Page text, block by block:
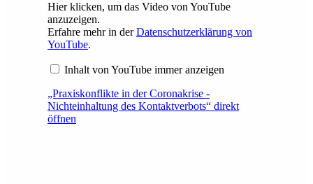
Hier klicken, um das Video von YouTube
anzuzeigen.
Erfahre mehr in derDatenschutzerklärung von
YouTube.
Inhalt von YouTube immer anzeigen
„Praxiskonflikte in der Coronakrise -
Nichteinhaltung des Kontaktverbots“ direkt
öffnen